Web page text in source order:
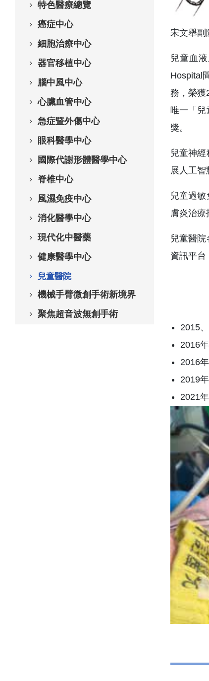
特色醫療總覽
癌症中心
細胞治療中心
器官移植中心
腦中風中心
心臟血管中心
急症暨外傷中心
眼科醫學中心
國際代謝形體醫學中心
脊椎中心
風濕免疫中心
消化醫學中心
現代化中醫藥
健康醫學中心
兒童醫院
機械手臂微創手術新境界
聚焦超音波無創手術
宋文舉副
兒童血
Hospital
務，榮獲
唯一「兒
獎。
兒童神
展人工智
兒童過
膚炎治療
兒童醫
資訊平台
2015
2016
2016
2019
2021